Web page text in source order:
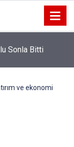
Sonla Bitti
ve ekonomi